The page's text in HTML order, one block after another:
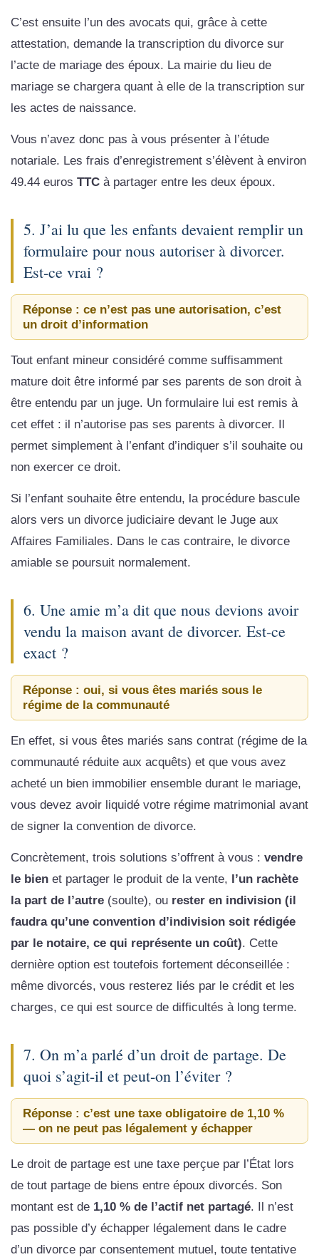
C’est ensuite l’un des avocats qui, grâce à cette
attestation, demande la transcription du divorce sur
l’acte de mariage des époux. La mairie du lieu de
mariage se chargera quant à elle de la transcription sur
les actes de naissance.
Vous n’avez donc pas à vous présenter à l’étude
notariale. Les frais d’enregistrement s’élèvent à environ
49.44 euros TTC à partager entre les deux époux.
5. J’ai lu que les enfants devaient remplir un
formulaire pour nous autoriser à divorcer.
Est-ce vrai ?
Réponse : ce n’est pas une autorisation, c’est
un droit d’information
Tout enfant mineur considéré comme suffisamment
mature doit être informé par ses parents de son droit à
être entendu par un juge. Un formulaire lui est remis à
cet effet : il n’autorise pas ses parents à divorcer. Il
permet simplement à l’enfant d’indiquer s’il souhaite ou
non exercer ce droit.
Si l’enfant souhaite être entendu, la procédure bascule
alors vers un divorce judiciaire devant le Juge aux
Affaires Familiales. Dans le cas contraire, le divorce
amiable se poursuit normalement.
6. Une amie m’a dit que nous devions avoir
vendu la maison avant de divorcer. Est-ce
exact ?
Réponse : oui, si vous êtes mariés sous le
régime de la communauté
En effet, si vous êtes mariés sans contrat (régime de la
communauté réduite aux acquêts) et que vous avez
acheté un bien immobilier ensemble durant le mariage,
vous devez avoir liquidé votre régime matrimonial avant
de signer la convention de divorce.
Concrètement, trois solutions s’offrent à vous : vendre
le bien et partager le produit de la vente, l’un rachète
la part de l’autre (soulte), ou rester en indivision (il
faudra qu’une convention d’indivision soit rédigée
par le notaire, ce qui représente un coût). Cette
dernière option est toutefois fortement déconseillée :
même divorcés, vous resterez liés par le crédit et les
charges, ce qui est source de difficultés à long terme.
7. On m’a parlé d’un droit de partage. De
quoi s’agit-il et peut-on l’éviter ?
Réponse : c’est une taxe obligatoire de 1,10 %
— on ne peut pas légalement y échapper
Le droit de partage est une taxe perçue par l’État lors
de tout partage de biens entre époux divorcés. Son
montant est de 1,10 % de l’actif net partagé. Il n’est
pas possible d’y échapper légalement dans le cadre
d’un divorce par consentement mutuel, toute tentative